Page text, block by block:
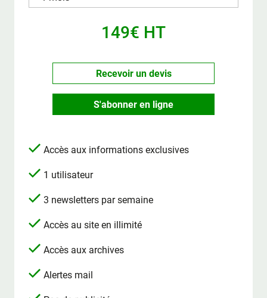
149€ HT
Recevoir un devis
S'abonner en ligne
Accès aux informations exclusives
1 utilisateur
3 newsletters par semaine
Accès au site en illimité
Accès aux archives
Alertes mail